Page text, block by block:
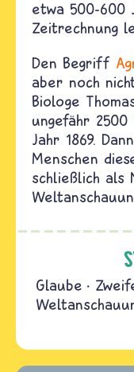
etwa 500-600
Zeitrechnung
Den Begriff
aber noch
Biologe
ungefähr
Jahr 1869.
Menschen
schließlich als
Glaube